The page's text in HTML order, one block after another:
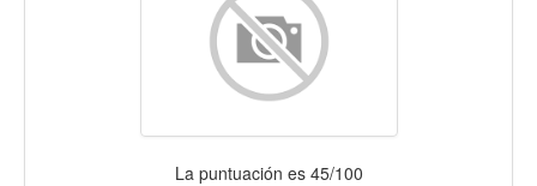
La puntuación es 45/100